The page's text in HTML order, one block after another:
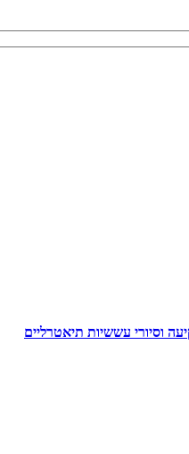
וסיורי עששיות תיאטרליים